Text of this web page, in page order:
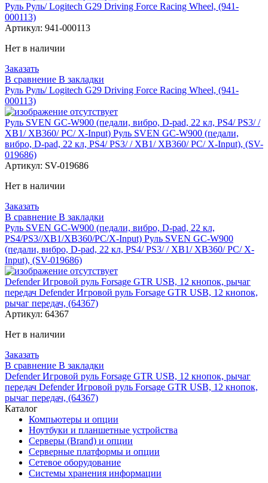
Руль Руль/ Logitech G29 Driving Force Racing Wheel, (941-
000113)
Артикул: 941-000113
Нет в наличии
Заказать
В сравнение В закладки
Руль Руль/ Logitech G29 Driving Force Racing Wheel, (941-
000113)
Руль SVEN GC-W900 (педали, вибро, D-pad, 22 кл, PS4/ PS3/ /
XB1/ XB360/ PC/ X-Input) Руль SVEN GC-W900 (педали,
вибро, D-pad, 22 кл, PS4/ PS3/ / XB1/ XB360/ PC/ X-Input), (SV-
019686)
Артикул: SV-019686
Нет в наличии
Заказать
В сравнение В закладки
Руль SVEN GC-W900 (педали, вибро, D-pad, 22 кл,
PS4/PS3//XB1/XB360/PC/X-Input) Руль SVEN GC-W900
(педали, вибро, D-pad, 22 кл, PS4/ PS3/ / XB1/ XB360/ PC/ X-
Input), (SV-019686)
Defender Игровой руль Forsage GTR USB, 12 кнопок, рычаг
передач Defender Игровой руль Forsage GTR USB, 12 кнопок,
рычаг передач, (64367)
Артикул: 64367
Нет в наличии
Заказать
В сравнение В закладки
Defender Игровой руль Forsage GTR USB, 12 кнопок, рычаг
передач Defender Игровой руль Forsage GTR USB, 12 кнопок,
рычаг передач, (64367)
Каталог
Компьютеры и опции
Ноутбуки и планшетные устройства
Серверы (Brand) и опции
Серверные платформы и опции
Сетевое оборудование
Системы хранения информации